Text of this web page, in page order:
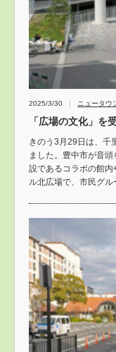
2025/3/30 ニュータウ
「広場の文化」を
きのう3月29日は、千
ました。豊中市が音
設であるコラボの館
ル北広場で、市民グ